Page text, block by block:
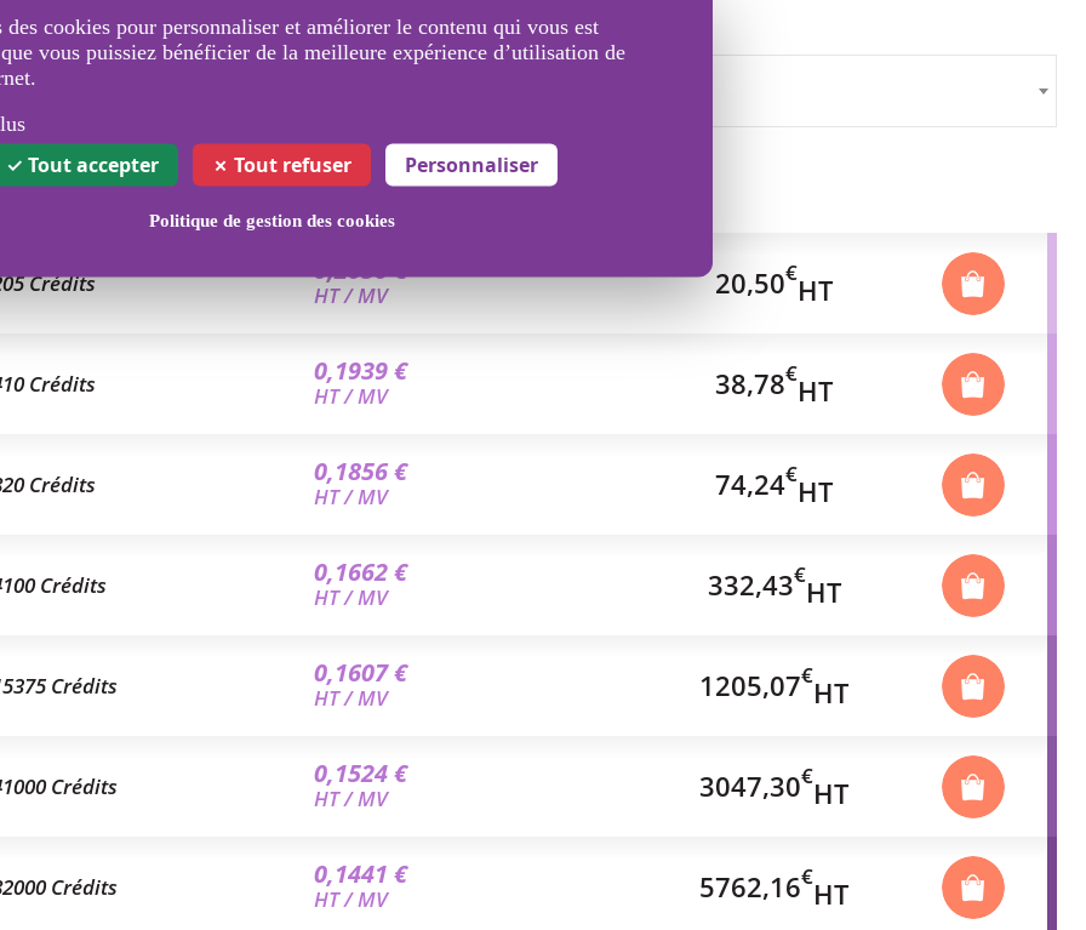
cookies pour personnaliser et améliorer le contenu qui vous est
vous puissiez bénéficier de la meilleure expérience d’utilisation de
Tout accepter Tout refuser Personnaliser
Politique de gestion des cookies
Liban
Crédits 0,2050 €
HT / MV 20,50€HT
Crédits 0,1939 €
HT / MV 38,78€HT
Crédits 0,1856 €
HT / MV 74,24€HT
Crédits 0,1662 €
HT / MV 332,43€HT
Crédits 0,1607 €
HT / MV 1205,07€HT
Crédits 0,1524 €
HT / MV 3047,30€HT
Crédits 0,1441 €
HT / MV 5762,16€HT